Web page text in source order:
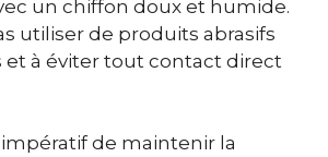
un chiffon doux et humide.
utiliser de produits abrasifs
à éviter tout contact direct
de maintenir la